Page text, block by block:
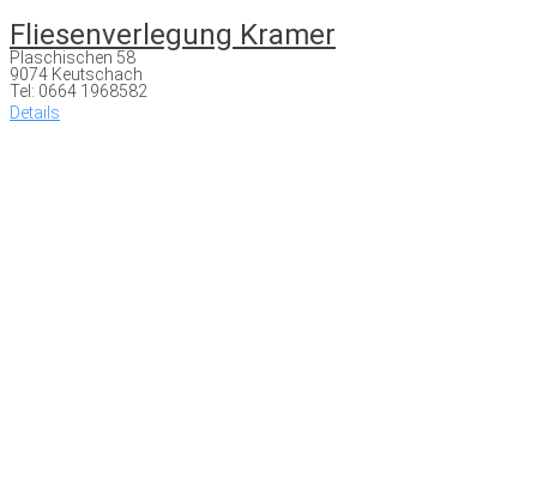
Fliesenverlegung Kramer
Plaschischen 58
9074 Keutschach
Tel: 0664 1968582
Details